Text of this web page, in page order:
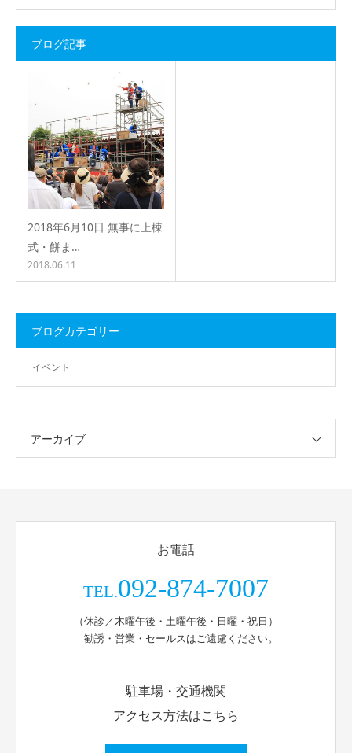
ブログ記事
2018年6月10日 無事に上棟
式・餅ま…
2018.06.11
ブログカテゴリー
イベント
アーカイブ
お電話
TEL.092-874-7007
（休診／木曜午後・土曜午後・日曜・祝日）
勧誘・営業・セールスはご遠慮ください。
駐車場・交通機関
アクセス方法はこちら